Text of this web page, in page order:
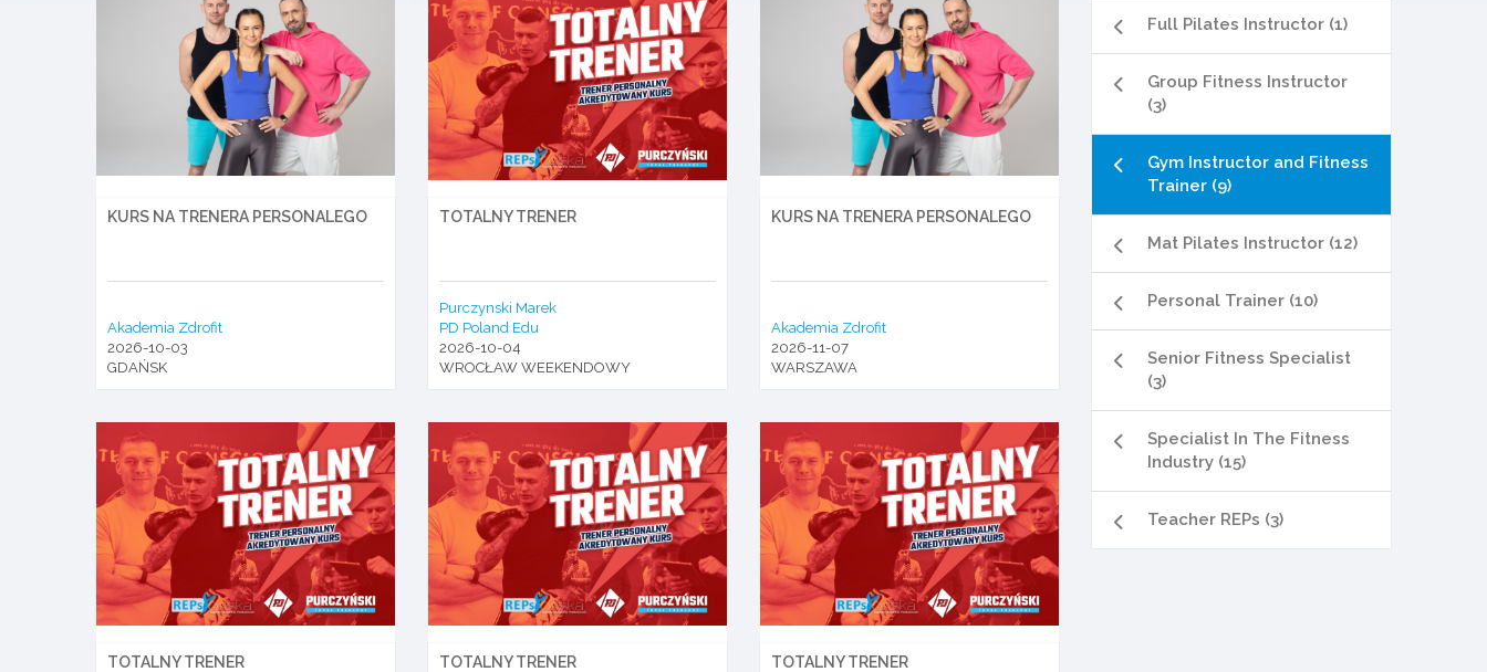
KURS NA TRENERA PERSONALEGO
Akademia Zdrofit
2026-10-03
GDAŃSK
TOTALNY TRENER
Purczynski Marek
PD Poland Edu
2026-10-04
WROCŁAW WEEKENDOWY
KURS NA TRENERA PERSONALEGO
Akademia Zdrofit
2026-11-07
WARSZAWA
TOTALNY TRENER TOTALNY TRENER TOTALNY TRENER
Full Pilates Instructor (1)
Group Fitness Instructor
(3)
Gym Instructor and Fitness
Trainer (9)
Mat Pilates Instructor (12)
Personal Trainer (10)
Senior Fitness Specialist
(3)
Specialist In The Fitness
Industry (15)
Teacher REPs (3)